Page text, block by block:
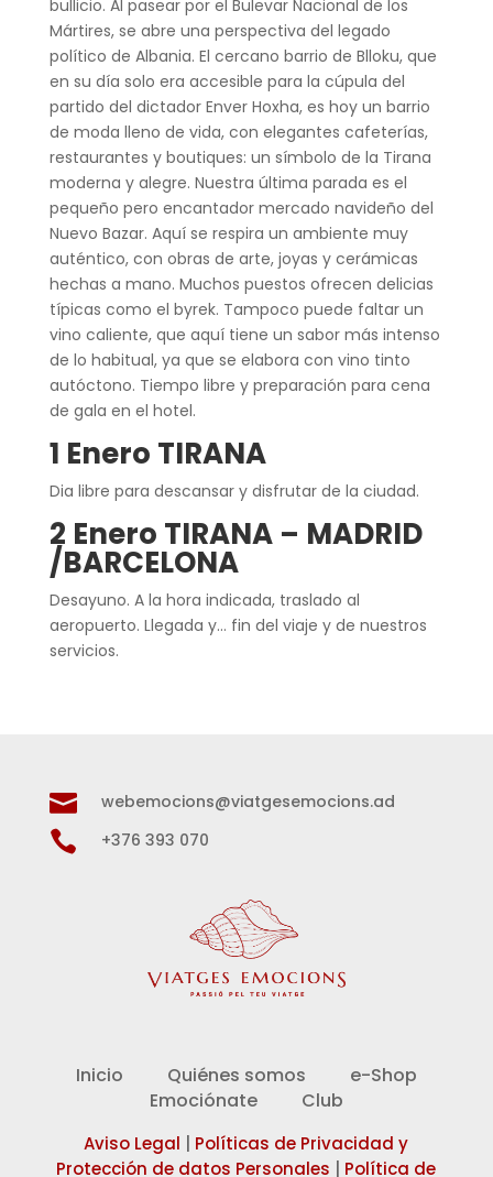
bullicio. Al pasear por el Bulevar Nacional de los
Mártires, se abre una perspectiva del legado
político de Albania. El cercano barrio de Blloku, que
en su día solo era accesible para la cúpula del
partido del dictador Enver Hoxha, es hoy un barrio
de moda lleno de vida, con elegantes cafeterías,
restaurantes y boutiques: un símbolo de la Tirana
moderna y alegre. Nuestra última parada es el
pequeño pero encantador mercado navideño del
Nuevo Bazar. Aquí se respira un ambiente muy
auténtico, con obras de arte, joyas y cerámicas
hechas a mano. Muchos puestos ofrecen delicias
típicas como el byrek. Tampoco puede faltar un
vino caliente, que aquí tiene un sabor más intenso
de lo habitual, ya que se elabora con vino tinto
autóctono. Tiempo libre y preparación para cena
de gala en el hotel.
1 Enero TIRANA
Dia libre para descansar y disfrutar de la ciudad.
2 Enero TIRANA – MADRID
/BARCELONA
Desayuno. A la hora indicada, traslado al
aeropuerto. Llegada y… fin del viaje y de nuestros
servicios.
 webemocions@viatgesemocions.ad
 +376 393 070
Inicio Quiénes somos
e-Shop
Emociónate
Club
Aviso Legal
Políticas de Privacidad y
Protección de datos Personales
Política de